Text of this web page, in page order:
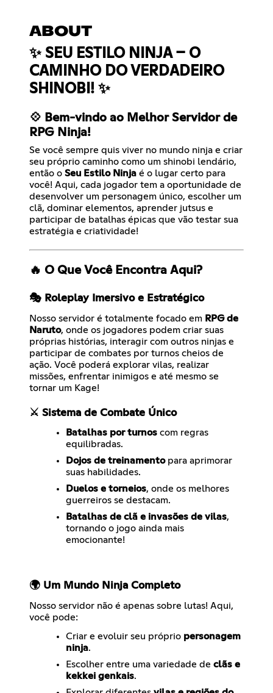
ABOUT
✨ SEU ESTILO NINJA – O
CAMINHO DO VERDADEIRO
SHINOBI! ✨
💠 Bem-vindo ao Melhor Servidor de
RPG Ninja!
Se você sempre quis viver no mundo ninja e criar
seu próprio caminho como um shinobi lendário,
então o Seu Estilo Ninja é o lugar certo para
você! Aqui, cada jogador tem a oportunidade de
desenvolver um personagem único, escolher um
clã, dominar elementos, aprender jutsus e
participar de batalhas épicas que vão testar sua
estratégia e criatividade!
🔥 O Que Você Encontra Aqui?
🎭 Roleplay Imersivo e Estratégico
Nosso servidor é totalmente focado em RPG de
Naruto, onde os jogadores podem criar suas
próprias histórias, interagir com outros ninjas e
participar de combates por turnos cheios de
ação. Você poderá explorar vilas, realizar
missões, enfrentar inimigos e até mesmo se
tornar um Kage!
⚔️ Sistema de Combate Único
Batalhas por turnos com regras
equilibradas.
Dojos de treinamentopara aprimorar
suas habilidades.
Duelos e torneios, onde os melhores
guerreiros se destacam.
Batalhas de clã e invasões de vilas,
tornando o jogo ainda mais
emocionante!
🌍 Um Mundo Ninja Completo
Nosso servidor não é apenas sobre lutas! Aqui,
você pode:
Criar e evoluir seu próprio personagem
ninja.
Escolher entre uma variedade de clãs e
kekkei genkais.